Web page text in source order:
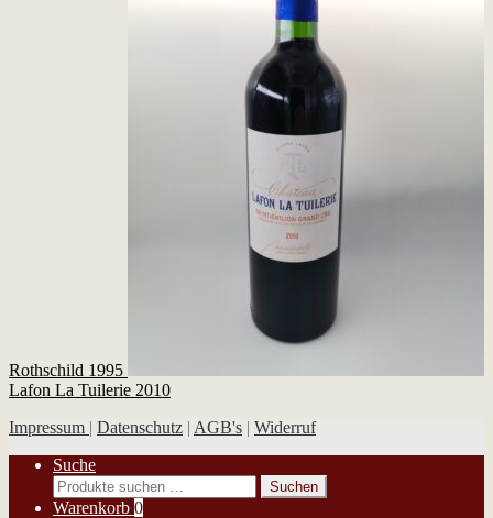
Rothschild 1995
Lafon La Tuilerie 2010
Impressum | Datenschutz | AGB's | Widerruf
Suche
Suchen
nach:
Suchen
Warenkorb 0